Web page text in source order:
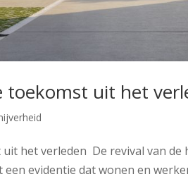
toekomst uit het
het verleden De revival van de
evidentie dat wonen en